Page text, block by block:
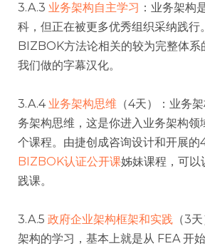
3.A.3 业务架构自主学习 ：业务架构
科，但正在被更多优秀组织采纳践行
BIZBOK方法论相关的较为完整体系
我们做的字幕汉化。
3.A.4 业务架构思维 （4天）：业务
务架构思维，这是你进入业务架构领
个课程。由捷创成咨询设计和开展的
BIZBOK认证公开课姊妹课程，可
践课。
3.A.5 政府企业架构框架和实践 （3
架构的学习，基本上就是从 FEA 开